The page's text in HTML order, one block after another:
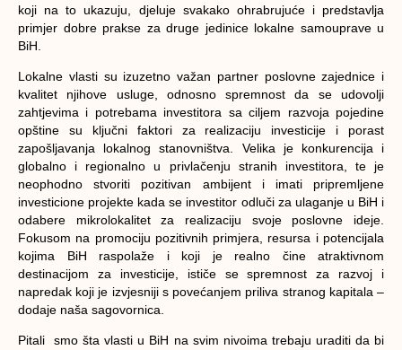
koji na to ukazuju, djeluje svakako ohrabrujuće i predstavlja
primjer dobre prakse za druge jedinice lokalne samouprave u
BiH.
Lokalne vlasti su izuzetno važan partner poslovne zajednice i
kvalitet njihove usluge, odnosno spremnost da se udovolji
zahtjevima i potrebama investitora sa ciljem razvoja pojedine
opštine su ključni faktori za realizaciju investicije i porast
zapošljavanja lokalnog stanovništva. Velika je konkurencija i
globalno i regionalno u privlačenju stranih investitora, te je
neophodno stvoriti pozitivan ambijent i imati pripremljene
investicione projekte kada se investitor odluči za ulaganje u BiH i
odabere mikrolokalitet za realizaciju svoje poslovne ideje.
Fokusom na promociju pozitivnih primjera, resursa i potencijala
kojima BiH raspolaže i koji je realno čine atraktivnom
destinacijom za investicije, ističe se spremnost za razvoj i
napredak koji je izvjesniji s povećanjem priliva stranog kapitala –
dodaje naša sagovornica.
Pitali smo šta vlasti u BiH na svim nivoima trebaju uraditi da bi